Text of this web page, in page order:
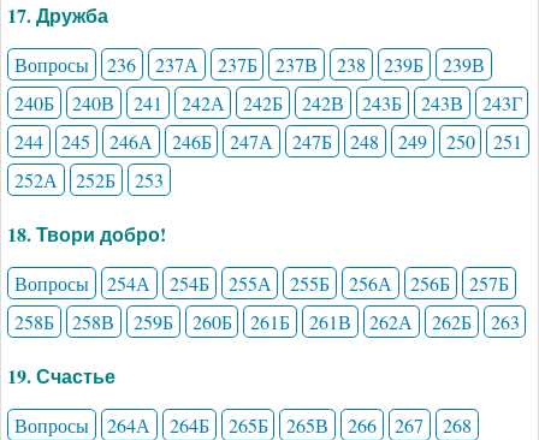
17. Дружба
Вопросы 236 237А 237Б 237В 238 239Б
239В
240Б
240В 241 242А 242Б 242В 243Б 243В
243Г
244
245 246А 246Б 247А 247Б 248 249 250
251
252А
252Б 253
18. Твори добро!
Вопросы 254А 254Б 255А 255Б 256А 256Б
257Б
258Б
258В 259Б 260Б 261Б 261В 262А 262Б 263
19. Счастье
Вопросы 264А 264Б 265Б 265В 266 267
268